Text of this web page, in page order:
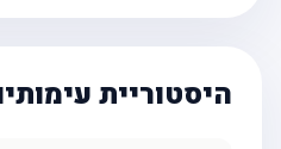
היסטוריית עימותים